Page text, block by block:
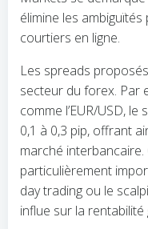
élimine les
courtiers en ligne.
Les spreads
secteur du forex. Par
comme l’EUR/USD,
0,1 à 0,3 pip, offrant
marché
particulièrement
day trading ou le
influe sur la rentabilité